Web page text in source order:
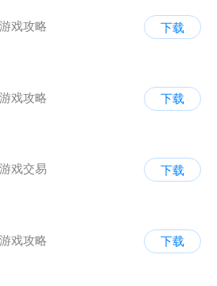
游戏攻略
下载
游戏攻略
下载
游戏交易
下载
游戏攻略
下载